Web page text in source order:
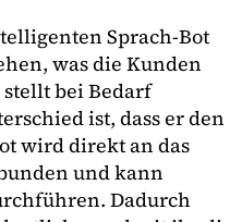
Sprach-Bot
was die Kunden
bei Bedarf
ist, dass er den
wird direkt an das
und kann
Dadurch